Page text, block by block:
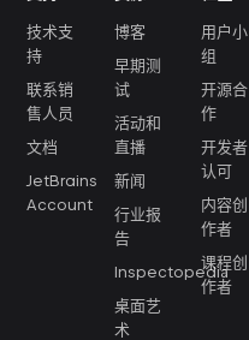
技术支
持
联系销
售人员
文档
JetBrains
Account
博客
早期测
试
活动和
直播
新闻
行业报
告
Inspectopedia
桌面艺
术
用户小
组
开源合
作
开发者
认可
内容创
作者
课程创
作者